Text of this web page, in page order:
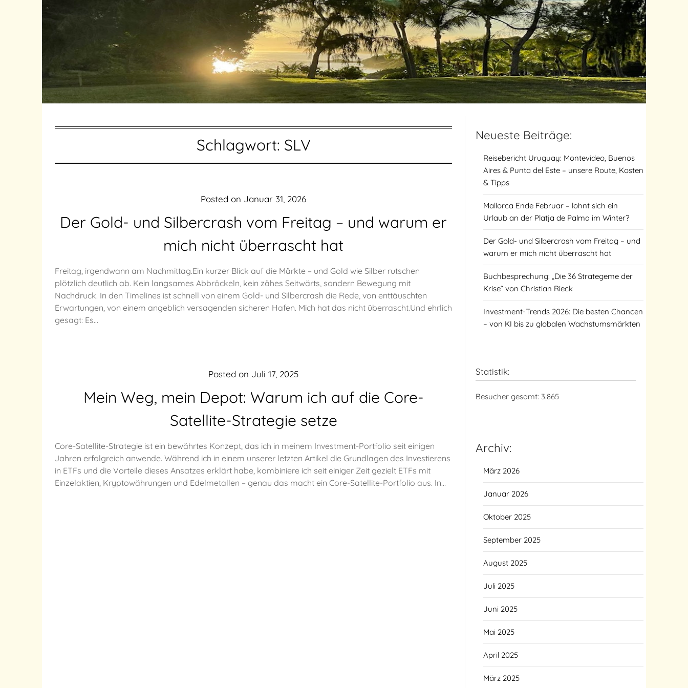
Schlagwort: SLV
Der Gold- und Silbercrash vom Freitag – und warum er
mich nicht überrascht hat
Posted on Januar 31, 2026
Freitag, irgendwann am Nachmittag.Ein kurzer Blick auf die Märkte – und Gold wie Silber rutschen
plötzlich deutlich ab. Kein langsames Abbröckeln, kein zähes Seitwärts, sondern Bewegung mit
Nachdruck. In den Timelines ist schnell von einem Gold- und Silbercrash die Rede, von enttäuschten
Erwartungen, von einem angeblich versagenden sicheren Hafen. Mich hat das nicht überrascht.Und ehrlich
gesagt: Es…
Mein Weg, mein Depot: Warum ich auf die Core-
Satellite-Strategie setze
Posted on Juli 17, 2025
Core-Satellite-Strategie ist ein bewährtes Konzept, das ich in meinem Investment-Portfolio seit einigen
Jahren erfolgreich anwende. Während ich in einem unserer letzten Artikel die Grundlagen des Investierens
in ETFs und die Vorteile dieses Ansatzes erklärt habe, kombiniere ich seit einiger Zeit gezielt ETFs mit
Einzelaktien, Kryptowährungen und Edelmetallen – genau das macht ein Core-Satellite-Portfolio aus. In…
Neueste Beiträge:
Reisebericht Uruguay: Montevideo, Buenos
Aires & Punta del Este – unsere Route, Kosten
& Tipps
Mallorca Ende Februar – lohnt sich ein
Urlaub an der Platja de Palma im Winter?
Der Gold- und Silbercrash vom Freitag – und
warum er mich nicht überrascht hat
Buchbesprechung: „Die 36 Strategeme der
Krise“ von Christian Rieck
Investment-Trends 2026: Die besten Chancen
– von KI bis zu globalen Wachstumsmärkten
Statistik:
Besucher gesamt: 3.865
Archiv:
März 2026
Januar 2026
Oktober 2025
September 2025
August 2025
Juli 2025
Juni 2025
Mai 2025
April 2025
März 2025